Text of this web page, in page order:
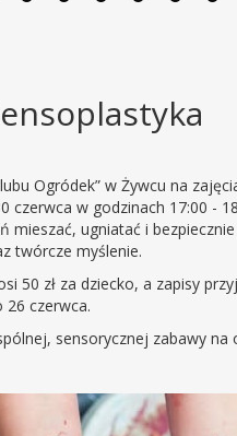
Ogródek” w Żywcu na
czerwca w godzinach 17:00 -
mieszać, ugniatać i
twórcze myślenie.
50 zł za dziecko, a zapisy
26 czerwca.
sensorycznej zabawy na